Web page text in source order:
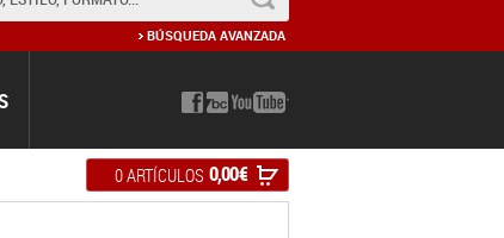
BÚSQUEDA AVANZADA
0 ARTÍCULOS 0,00 €